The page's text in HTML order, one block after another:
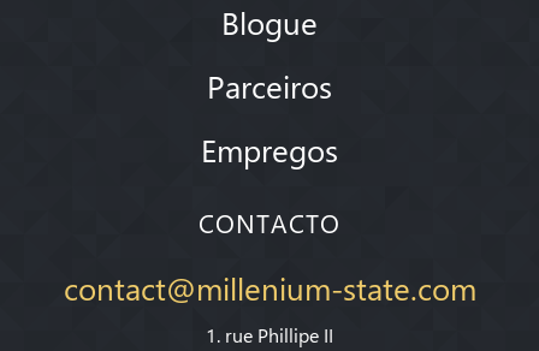
Blogue
Parceiros
Empregos
CONTACTO
contact@millenium-state.com
1. rue Phillipe II